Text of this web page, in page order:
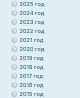
2025 год
2024 год
2023 год
2022 год
2021 год
2020 год
2019 год
2018 год
2017 год
2016 год
2015 год